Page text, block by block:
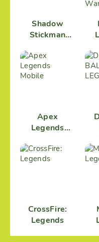
Shadow
Stickman
Apex
Legends
CrossFire:
Legends